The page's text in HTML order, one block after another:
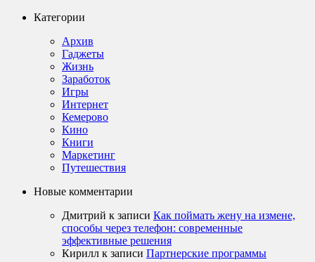
Категории
Архив
Гаджеты
Жизнь
Заработок
Игры
Интернет
Кемерово
Кино
Книги
Маркетинг
Путешествия
Новые комментарии
Дмитрий к записи Как поймать жену на измене,
способы через телефон: современные
эффективные решения
Кирилл к записи Партнерские программы